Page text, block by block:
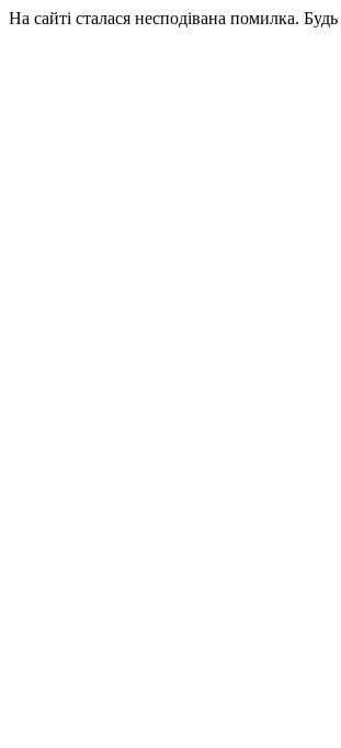
На сайті сталася несподівана помилка.